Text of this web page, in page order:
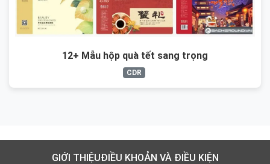
12+ Mẫu hộp quà tết sang trọng
CDR
GIỚI THIỆUĐIỀU KHOẢN VÀ ĐIỀU KIỆN